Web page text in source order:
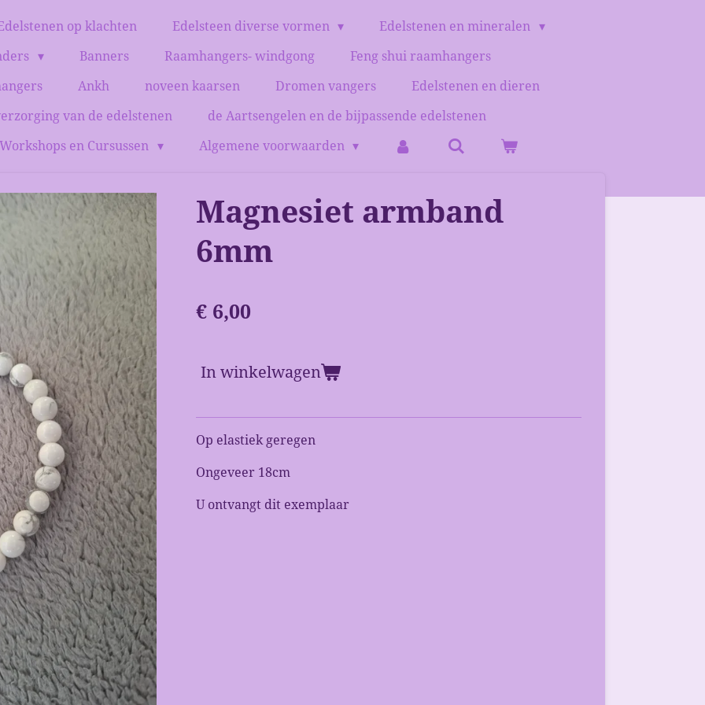
op klachten Edelsteen diverse vormen
Edelstenen en mineralen
Banners Raamhangers- windgong
Feng shui raamhangers
Ankh noveen kaarsen Dromen vangers
Edelstenen en dieren
van de edelstenen
de Aartsengelen en de bijpassende edelstenen
Workshops en Cursussen Algemene voorwaarden
Magnesiet armband
6mm
€ 6,00
In winkelwagen
Op elastiek geregen
Ongeveer 18cm
U ontvangt dit exemplaar